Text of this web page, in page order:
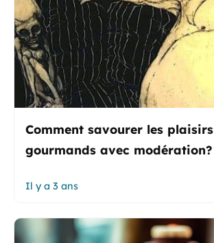
Comment savourer les plaisirs
gourmands avec modération?
Il y a 3 ans